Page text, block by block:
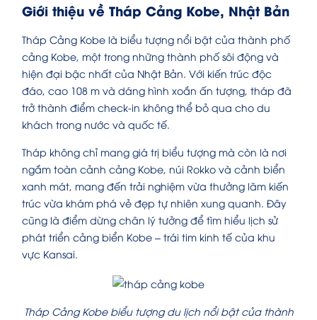
Giới thiệu về Tháp Cảng Kobe, Nhật Bản
Tháp Cảng Kobe là biểu tượng nổi bật của thành phố
cảng Kobe, một trong những thành phố sôi động và
hiện đại bậc nhất của Nhật Bản. Với kiến trúc độc
đáo, cao 108 m và dáng hình xoắn ấn tượng, tháp đã
trở thành điểm check-in không thể bỏ qua cho du
khách trong nước và quốc tế.
Tháp không chỉ mang giá trị biểu tượng mà còn là nơi
ngắm toàn cảnh cảng Kobe, núi Rokko và cảnh biển
xanh mát, mang đến trải nghiệm vừa thưởng lãm kiến
trúc vừa khám phá vẻ đẹp tự nhiên xung quanh. Đây
cũng là điểm dừng chân lý tưởng để tìm hiểu lịch sử
phát triển cảng biển Kobe – trái tim kinh tế của khu
vực Kansai.
Tháp Cảng Kobe biểu tượng du lịch nổi bật của thành